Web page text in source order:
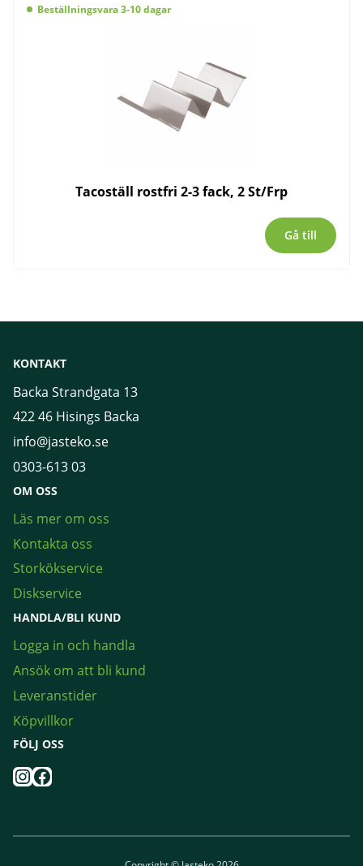
Beställningsvara 3-10 dagar
Tacoställ rostfri 2-3 fack, 2 St/Frp
Gå till
KONTAKT
Backa Strandgata 13
422 46 Hisings Backa
info@jasteko.se
0303-613 03
OM OSS
Läs mer om oss
Kontakta oss
Storkökservice
Diskservice
HANDLA/BLI KUND
Logga in och handla
Ansök om att bli kund
Leveranstider
Köpvillkor
FÖLJ OSS
Instagram
Facebook